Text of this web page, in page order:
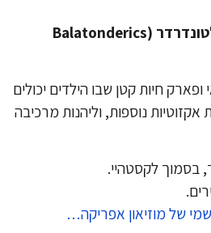
​6. פארק חיות הבר בבלטונדרדר (Balatonderics
חיות קטן שבו הילדים יכולים
נוספות, וליהנות מרכיבה
לקסטהיי.
מוזיאון אפריקה…